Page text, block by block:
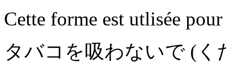
Cette forme est utlisée
タバコを吸わないで (く